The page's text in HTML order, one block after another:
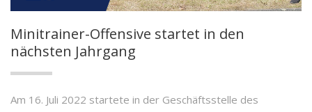
Minitrainer-Offensive startet in den
nächsten Jahrgang
Am 16. Juli 2022 startete in der Geschäftsstelle des